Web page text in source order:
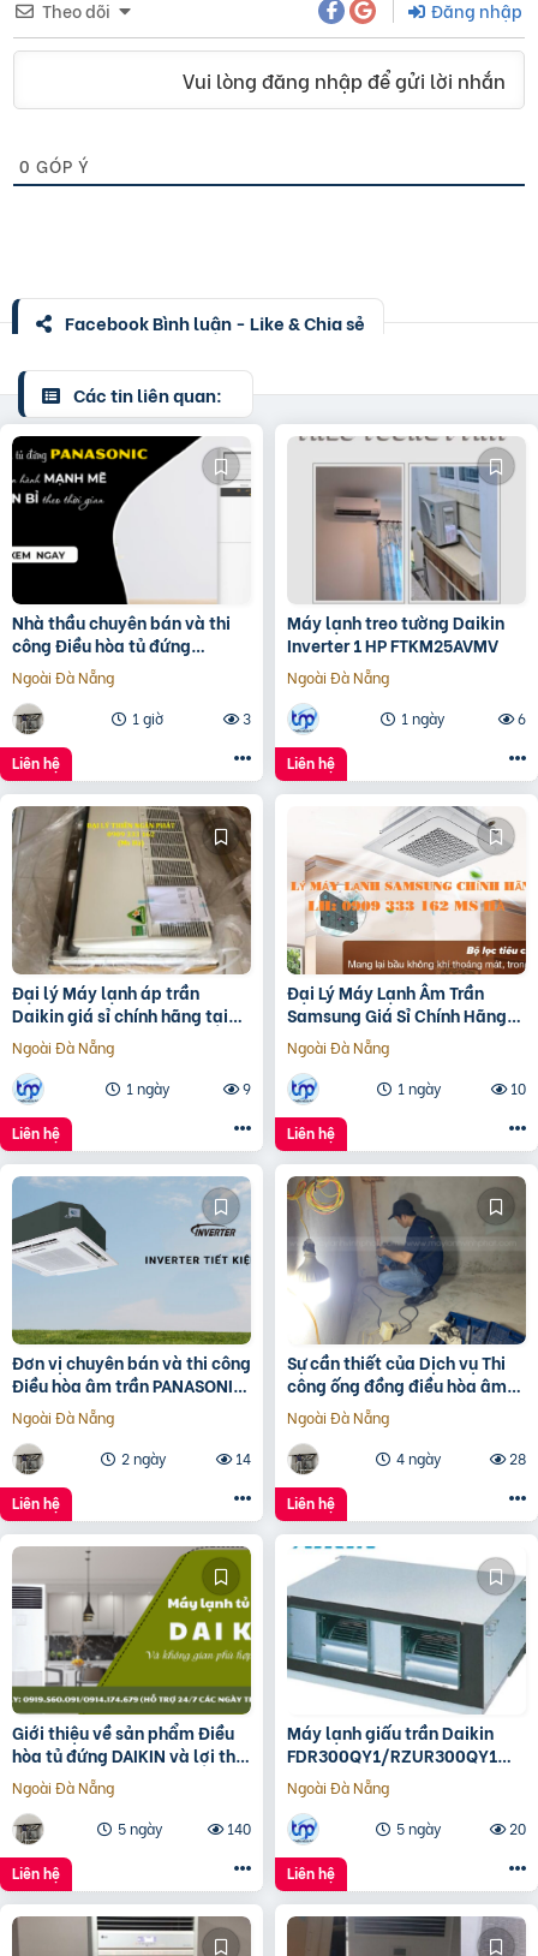
Theo dõi Đăng nhập
Vui lòng đăng nhập để gửi lời nhắn
0 GÓP Ý
Facebook Bình luận - Like & Chia sẻ
Các tin liên quan:
Nhà thầu chuyên bán và thi
công Điều hòa tủ đứng
PANASONIC S-24PB3H5
Inverter 3HP giá rẻ
Ngoài Đà Nẵng
1 giờ
3
Liên hệ
Máy lạnh treo tường Daikin
Inverter 1 HP FTKM25AVMV
Ngoài Đà Nẵng
1 ngày
6
Liên hệ
Đại lý Máy lạnh áp trần
Daikin giá sỉ chính hãng tại
TP.HCM
Ngoài Đà Nẵng
1 ngày
9
Liên hệ
Đại Lý Máy Lạnh Âm Trần
Samsung Giá Sỉ Chính Hãng
Tại TP.HCM
Ngoài Đà Nẵng
1 ngày
10
Liên hệ
Đơn vị chuyên bán và thi công
Điều hòa âm trần PANASONIC
Inverter giá đại lý
Ngoài Đà Nẵng
2 ngày
14
Liên hệ
Sự cần thiết của Dịch vụ Thi
công ống đồng điều hòa âm
tường?
Ngoài Đà Nẵng
4 ngày
28
Liên hệ
Giới thiệu về sản phẩm Điều
hòa tủ đứng DAIKIN và lợi thế
khi lắp
Ngoài Đà Nẵng
5 ngày
140
Liên hệ
Máy lạnh giấu trần Daikin
FDR300QY1/RZUR300QY1
Inverter
Ngoài Đà Nẵng
5 ngày
20
Liên hệ